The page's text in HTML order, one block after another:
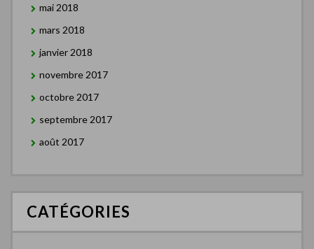
mai 2018
mars 2018
janvier 2018
novembre 2017
octobre 2017
septembre 2017
août 2017
CATÉGORIES